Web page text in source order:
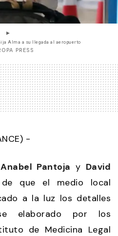
Alma a su llegada al aeropuerto
PRESS
-
Anabel Pantoja y David
de que el medio local
a la luz los detalles
elaborado por los
de Medicina Legal